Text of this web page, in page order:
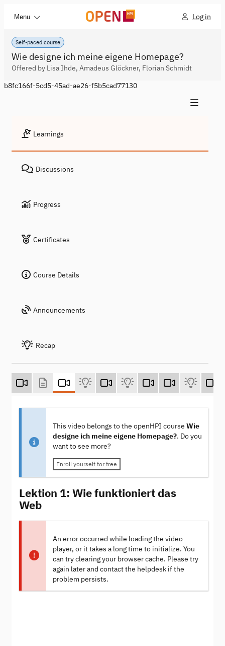
Menu Log in
Self-paced course
Wie designe ich meine eigene Homepage?
Offered by Lisa Ihde, Amadeus Glöckner, Florian Schmidt
b8fc166f-5cd5-45ad-ae26-f5b5cad77130
Learnings
Discussions
Progress
Certificates
Course Details
Announcements
Recap
This video belongs to the openHPI course Wie
designe ich meine eigene Homepage?. Do you
want to see more?
Enroll yourself for free
Lektion 1: Wie funktioniert das
Web
An error occurred while loading the video
player, or it takes a long time to initialize. You
can try clearing your browser cache. Please try
again later and contact the helpdesk if the
problem persists.